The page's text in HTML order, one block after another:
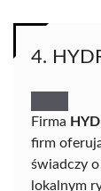
4.
Firma
firm
świadczy
lokalnym